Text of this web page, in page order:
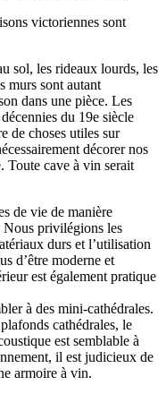
victoriennes sont
sol, les rideaux lourds, les
murs sont autant
dans une pièce. Les
du 19e siècle
de choses utiles sur
décorer nos
Toute cave à vin serait
de vie de manière
Nous privilégions les
durs et l’utilisation
d’être moderne et
est également pratique
à des mini-cathédrales.
cathédrales, le
est semblable à
il est judicieux de
armoire à vin.